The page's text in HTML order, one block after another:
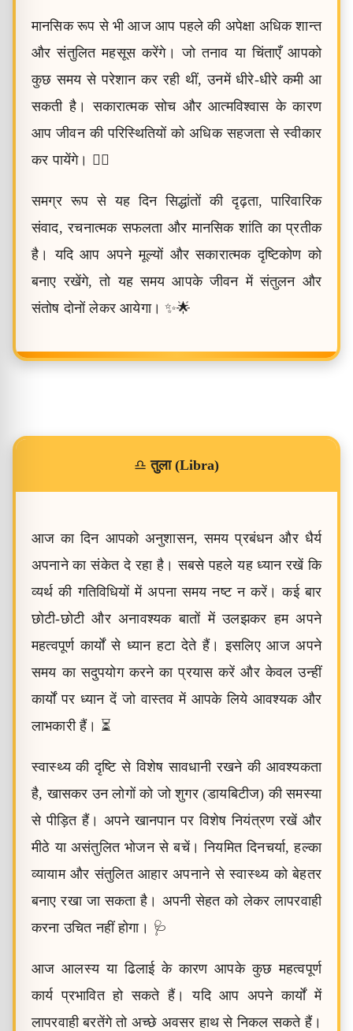
मानसिक रूप से भी आज आप पहले की अपेक्षा अधिक शान्त
और संतुलित महसूस करेंगे। जो तनाव या चिंताएँ आपको
कुछ समय से परेशान कर रही थीं, उनमें धीरे-धीरे कमी आ
सकती है। सकारात्मक सोच और आत्मविश्वास के कारण
आप जीवन की परिस्थितियों को अधिक सहजता से स्वीकार
कर पायेंगे। 🧘‍♂️
समग्र रूप से यह दिन सिद्धांतों की दृढ़ता, पारिवारिक
संवाद, रचनात्मक सफलता और मानसिक शांति का प्रतीक
है। यदि आप अपने मूल्यों और सकारात्मक दृष्टिकोण को
बनाए रखेंगे, तो यह समय आपके जीवन में संतुलन और
संतोष दोनों लेकर आयेगा। ✨🌟
♎तुला (Libra)
आज का दिन आपको अनुशासन, समय प्रबंधन और धैर्य
अपनाने का संकेत दे रहा है। सबसे पहले यह ध्यान रखें कि
व्यर्थ की गतिविधियों में अपना समय नष्ट न करें। कई बार
छोटी-छोटी और अनावश्यक बातों में उलझकर हम अपने
महत्वपूर्ण कार्यों से ध्यान हटा देते हैं। इसलिए आज अपने
समय का सदुपयोग करने का प्रयास करें और केवल उन्हीं
कार्यों पर ध्यान दें जो वास्तव में आपके लिये आवश्यक और
लाभकारी हैं। ⏳
स्वास्थ्य की दृष्टि से विशेष सावधानी रखने की आवश्यकता
है, खासकर उन लोगों को जो शुगर (डायबिटीज) की समस्या
से पीड़ित हैं। अपने खानपान पर विशेष नियंत्रण रखें और
मीठे या असंतुलित भोजन से बचें। नियमित दिनचर्या, हल्का
व्यायाम और संतुलित आहार अपनाने से स्वास्थ्य को बेहतर
बनाए रखा जा सकता है। अपनी सेहत को लेकर लापरवाही
करना उचित नहीं होगा। 🩺
आज आलस्य या ढिलाई के कारण आपके कुछ महत्वपूर्ण
कार्य प्रभावित हो सकते हैं। यदि आप अपने कार्यों में
लापरवाही बरतेंगे तो अच्छे अवसर हाथ से निकल सकते हैं।